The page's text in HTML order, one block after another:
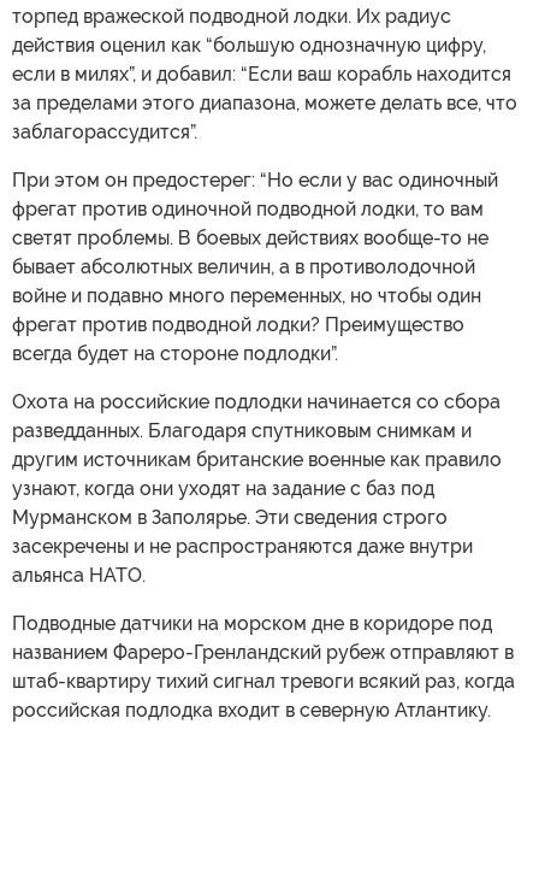
торпед вражеской подводной лодки. Их радиус
действия оценил как “большую однозначную цифру,
если в милях”, и добавил: “Если ваш корабль находится
за пределами этого диапазона, можете делать все, что
заблагорассудится”.
При этом он предостерег: “Но если у вас одиночный
фрегат против одиночной подводной лодки, то вам
светят проблемы. В боевых действиях вообще-то не
бывает абсолютных величин, а в противолодочной
войне и подавно много переменных, но чтобы один
фрегат против подводной лодки? Преимущество
всегда будет на стороне подлодки”.
Охота на российские подлодки начинается со сбора
разведданных. Благодаря спутниковым снимкам и
другим источникам британские военные как правило
узнают, когда они уходят на задание с баз под
Мурманском в Заполярье. Эти сведения строго
засекречены и не распространяются даже внутри
альянса НАТО.
Подводные датчики на морском дне в коридоре под
названием Фареро-Гренландский рубеж отправляют в
штаб-квартиру тихий сигнал тревоги всякий раз, когда
российская подлодка входит в северную Атлантику.